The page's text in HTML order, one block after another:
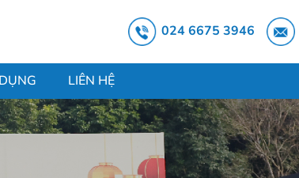
024 6675 3946
LIÊN HỆ